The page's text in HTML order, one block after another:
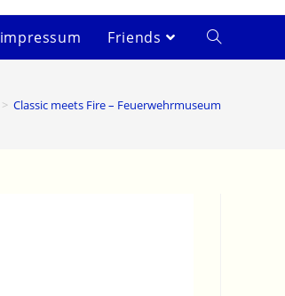
impressum Friends
> Classic meets Fire – Feuerwehrmuseum